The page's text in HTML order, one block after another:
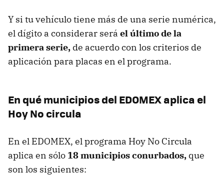
Y si tu vehículo tiene más de una serie numérica,
el dígito a considerar será el último de la
primera serie, de acuerdo con los criterios de
aplicación para placas en el programa.
En qué municipios del EDOMEX aplica el
Hoy No circula
En el EDOMEX, el programa Hoy No Circula
aplica en sólo 18 municipios conurbados, que
son los siguientes: